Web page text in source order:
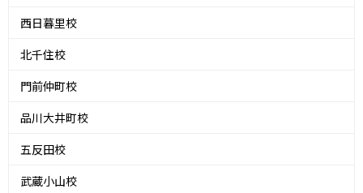
西日暮里校
北千住校
門前仲町校
品川大井町校
五反田校
武蔵小山校